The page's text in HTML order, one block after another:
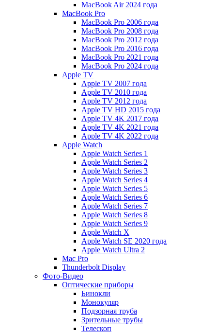
MacBook Air 2024 года
MacBook Pro
MacBook Pro 2006 года
MacBook Pro 2008 года
MacBook Pro 2012 года
MacBook Pro 2016 года
MacBook Pro 2021 года
MacBook Pro 2024 года
Apple TV
Apple TV 2007 года
Apple TV 2010 года
Apple TV 2012 года
Apple TV HD 2015 года
Apple TV 4K 2017 года
Apple TV 4K 2021 года
Apple TV 4K 2022 года
Apple Watch
Apple Watch Series 1
Apple Watch Series 2
Apple Watch Series 3
Apple Watch Series 4
Apple Watch Series 5
Apple Watch Series 6
Apple Watch Series 7
Apple Watch Series 8
Apple Watch Series 9
Apple Watch X
Apple Watch SE 2020 года
Apple Watch Ultra 2
Mac Pro
Thunderbolt Display
Фото-Видео
Оптические приборы
Бинокли
Монокуляр
Подзорная труба
Зрительные трубы
Телескоп